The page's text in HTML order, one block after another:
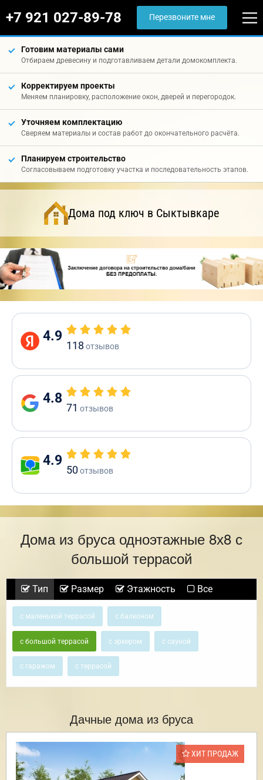
+7 921 027-89-78 Перезвоните мне
Готовим материалы сами
Отбираем древесину и подготавливаем детали домокомплекта.
Корректируем проекты
Меняем планировку, расположение окон, дверей и перегородок.
Уточняем комплектацию
Сверяем материалы и состав работ до окончательного расчёта.
Планируем строительство
Согласовываем подготовку участка и последовательность этапов.
Дома под ключ в Сыктывкаре
4.9
118 отзывов
4.8
71 отзывов
4.9
50отзывов
Дома из бруса одноэтажные 8х8 с
большой террасой
Тип Размер Этажность Все
с маленькой террасой с балконом
с большой террасой с эркером с сауной
с гаражом с террасой
Дачные дома из бруса
ХИТ ПРОДАЖ